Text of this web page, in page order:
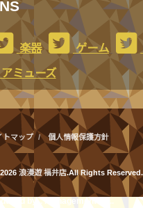
楽器 ゲーム
アミューズ
トマップ 個人情報保護方針
浪漫遊 福井店.All Rights Reserved.
by...management by